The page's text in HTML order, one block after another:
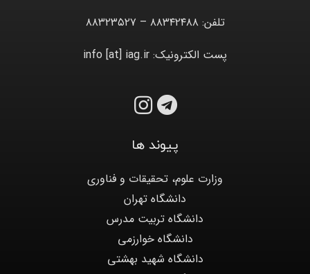
تلفن: ۸۸۳۴۲۴۸۸ – ۸۸۳۲۳۵۲۷
پست الکترونیک: info [at] iag.ir
پیوند ها
وزارت علوم، تحقیقات و فناوری
دانشگاه تهران
دانشگاه تربیت مدرس
دانشگاه خوارزمی
دانشگاه شهید بهشتی